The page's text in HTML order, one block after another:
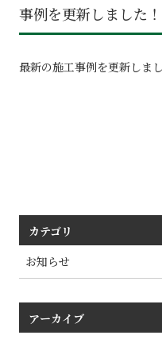
事例を更新しました！
最新の施工事例を更新しま
カテゴリ
お知らせ
アーカイブ